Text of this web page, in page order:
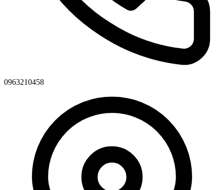
0963210458